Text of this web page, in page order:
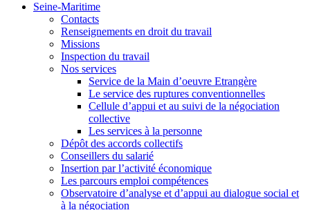
Seine-Maritime
Contacts
Renseignements en droit du travail
Missions
Inspection du travail
Nos services
Service de la Main d’oeuvre Etrangère
Le service des ruptures conventionnelles
Cellule d’appui et au suivi de la négociation
collective
Les services à la personne
Dépôt des accords collectifs
Conseillers du salarié
Insertion par l’activité économique
Les parcours emploi compétences
Observatoire d’analyse et d’appui au dialogue social et
à la négociation